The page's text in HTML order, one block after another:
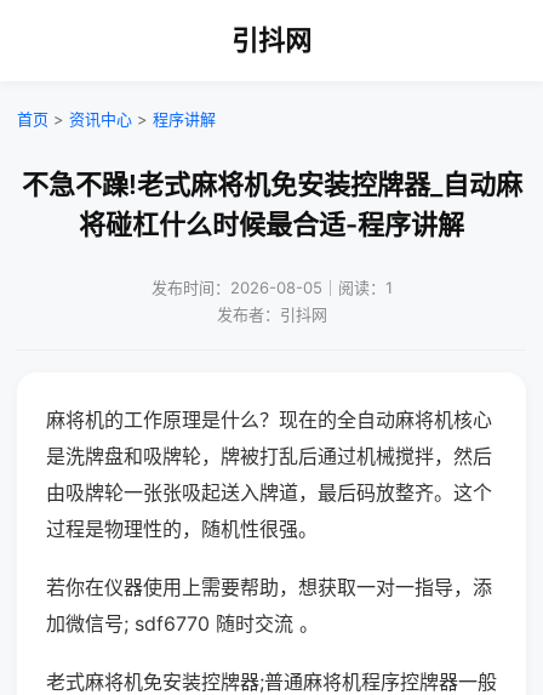
引抖网
首页 > 资讯中心 > 程序讲解
不急不躁!老式麻将机免安装控牌器_自动麻
将碰杠什么时候最合适-程序讲解
发布时间：2026-08-05｜阅读：1
发布者：引抖网
麻将机的工作原理是什么？现在的全自动麻将机核心
是洗牌盘和吸牌轮，牌被打乱后通过机械搅拌，然后
由吸牌轮一张张吸起送入牌道，最后码放整齐。这个
过程是物理性的，随机性很强。
若你在仪器使用上需要帮助，想获取一对一指导，添
加微信号; sdf6770 随时交流 。
老式麻将机免安装控牌器;普通麻将机程序控牌器一般